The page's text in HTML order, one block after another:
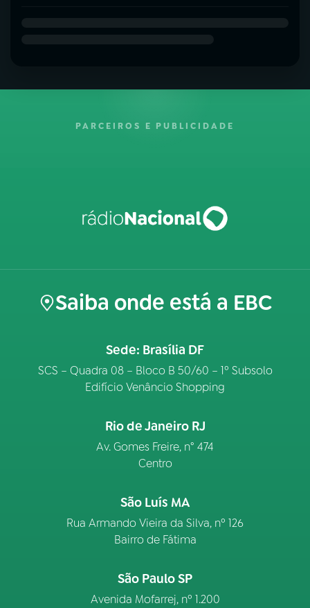
PARCEIROS E PUBLICIDADE
Saiba onde está a EBC
Sede: Brasília DF
SCS – Quadra 08 – Bloco B 50/60 – 1º Subsolo
Edifício Venâncio Shopping
Rio de Janeiro RJ
Av. Gomes Freire, n° 474
Centro
São Luís MA
Rua Armando Vieira da Silva, nº 126
Bairro de Fátima
São Paulo SP
Avenida Mofarrej, nº 1.200